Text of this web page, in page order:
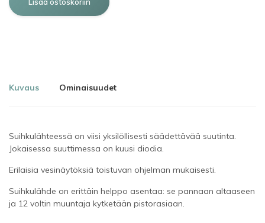
Kuvaus Ominaisuudet
Suihkulähteessä on viisi yksilöllisesti säädettävää suutinta.
Jokaisessa suuttimessa on kuusi diodia.
Erilaisia vesinäytöksiä toistuvan ohjelman mukaisesti.
Suihkulähde on erittäin helppo asentaa: se pannaan altaaseen
ja 12 voltin muuntaja kytketään pistorasiaan.